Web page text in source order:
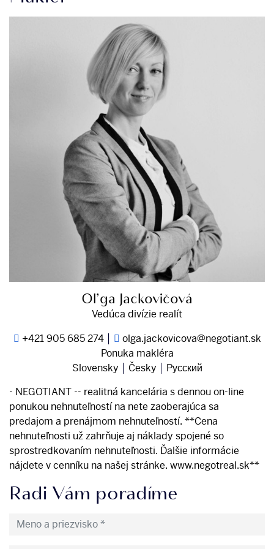
Oľga Jackovičová
Vedúca divízie realít
+421 905 685 274
olga.jackovicova@negotiant.sk
Ponuka makléra
Slovensky
Česky Pусский
- NEGOTIANT -- realitná kancelária s dennou on-line
ponukou nehnuteľností na nete zaoberajúca sa
predajom a prenájmom nehnuteľností. **Cena
nehnuteľnosti už zahrňuje aj náklady spojené so
sprostredkovaním nehnuteľnosti. Ďalšie informácie
nájdete v cenníku na našej stránke. www.negotreal.sk**
Radi Vám poradíme